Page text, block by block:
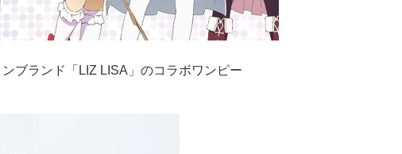
ブランド「LIZ LISA」のコラボワンピー